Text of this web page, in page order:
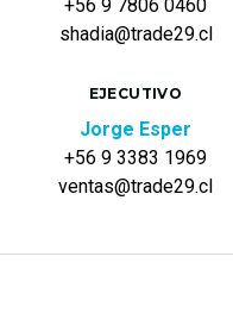
+56 9 7806 0460
shadia@trade29.cl
EJECUTIVO
Jorge Esper
+56 9 3383 1969
ventas@trade29.cl